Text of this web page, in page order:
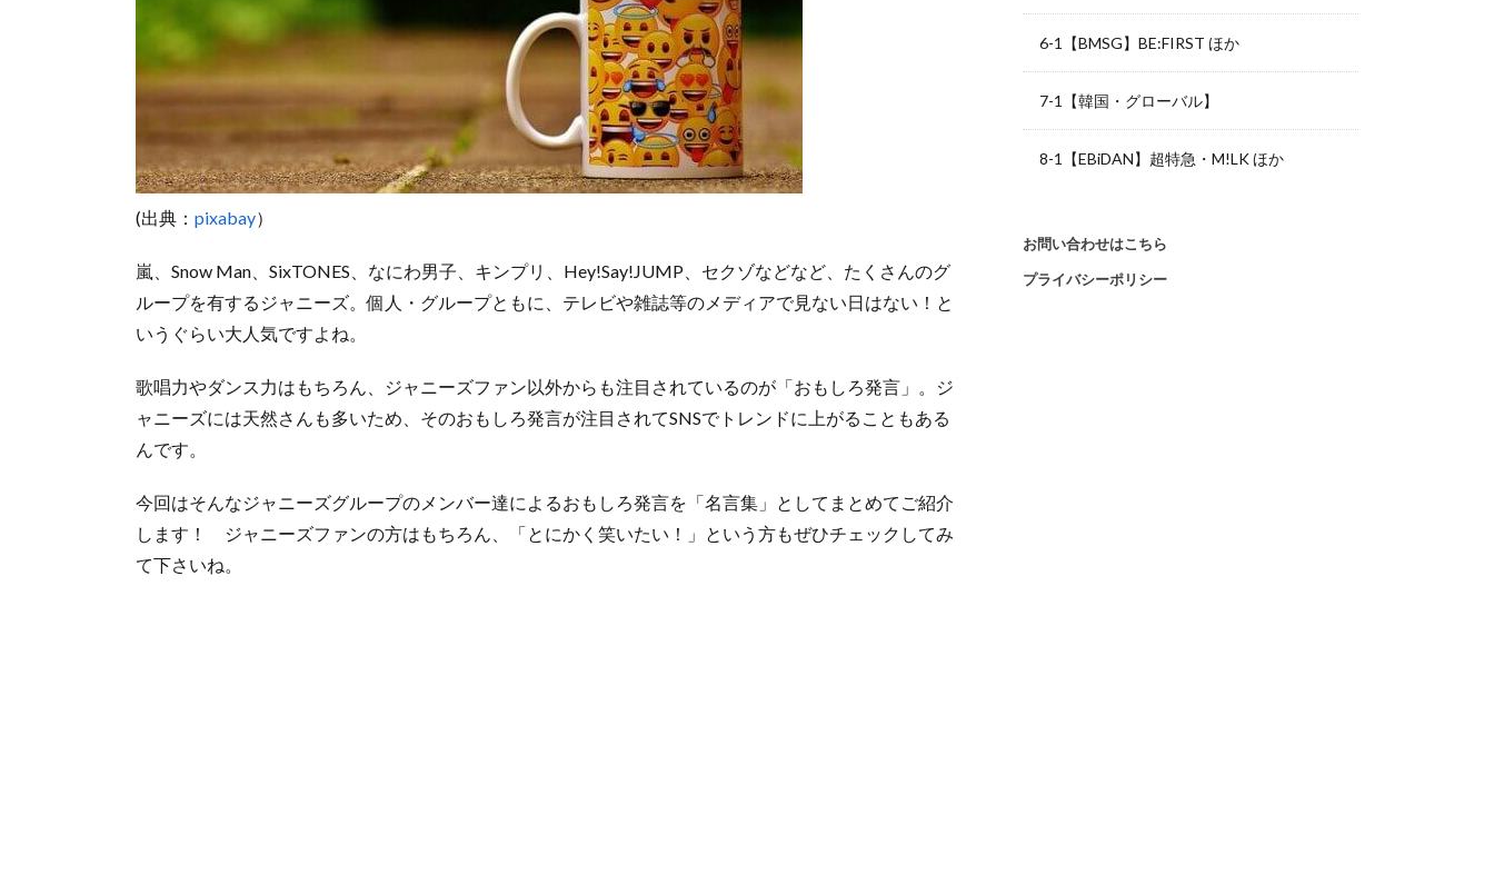
(出典： pixabay）
嵐、Snow Man、SixTONES、なにわ男子、キンプリ、Hey!Say!JUMP、セクゾなどなど、たくさんのグ
ループを有するジャニーズ。個人・グループともに、テレビや雑誌等のメディアで見ない日はない！と
いうぐらい大人気ですよね。
歌唱力やダンス力はもちろん、ジャニーズファン以外からも注目されているのが「おもしろ発言」。ジ
ャニーズには天然さんも多いため、そのおもしろ発言が注目されてSNSでトレンドに上がることもある
んです。
今回はそんなジャニーズグループのメンバー達によるおもしろ発言を「名言集」としてまとめてご紹介
します！ ジャニーズファンの方はもちろん、「とにかく笑いたい！」という方もぜひチェックしてみ
て下さいね。
6-1【BMSG】BE:FIRST ほか
7-1【韓国・グローバル】
8-1【EBiDAN】超特急・M!LK ほか
お問い合わせはこちら
プライバシーポリシー